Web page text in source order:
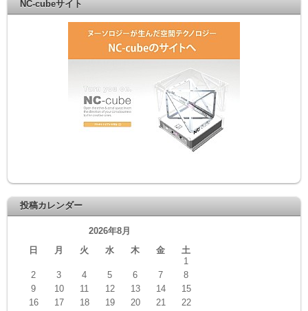
NC-cubeサイト
投稿カレンダー
2026年8月
日
月 火 水 木 金
土
1
2
3 4 5 6 7
8
9
10 11 12 13 14
15
16
17 18 19 20 21
22